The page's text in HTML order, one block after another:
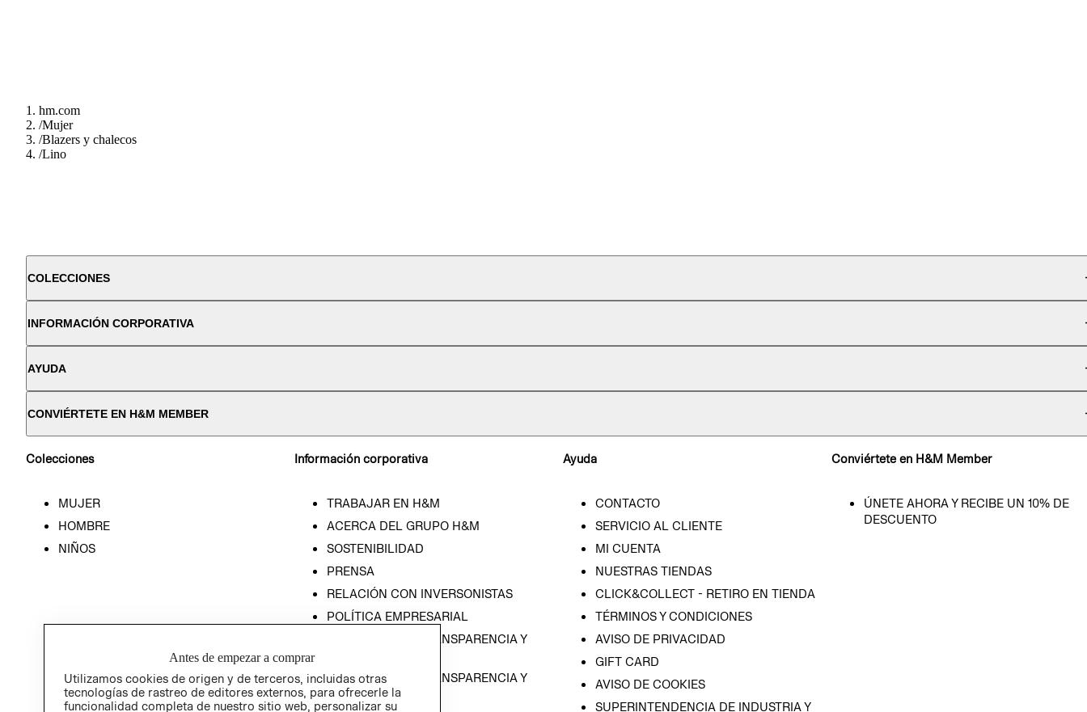
hm.com
/Mujer
/Blazers y chalecos
/Lino
COLECCIONES
INFORMACIÓN CORPORATIVA
AYUDA
CONVIÉRTETE EN H&M MEMBER
Colecciones
MUJER
HOMBRE
NIÑOS
Información corporativa
TRABAJAR EN H&M
ACERCA DEL GRUPO H&M
SOSTENIBILIDAD
PRENSA
RELACIÓN CON INVERSONISTAS
POLÍTICA EMPRESARIAL
PROGRAMA DE TRANSPARENCIA Y
PROGRAMA DE TRANSPARENCIA Y
ÉTICA (INGLÉS)
Ayuda
CONTACTO
SERVICIO AL CLIENTE
MI CUENTA
NUESTRAS TIENDAS
CLICK&COLLECT - RETIRO EN TIENDA
TÉRMINOS Y CONDICIONES
AVISO DE PRIVACIDAD
GIFT CARD
AVISO DE COOKIES
SUPERINTENDENCIA DE INDUSTRIA Y
Conviértete en H&M Member
ÚNETE AHORA Y RECIBE UN 10% DE
DESCUENTO
Antes de empezar a comprar
Utilizamos cookies de origen y de terceros, incluidas otras
tecnologías de rastreo de editores externos, para ofrecerle la
funcionalidad completa de nuestro sitio web, personalizar su